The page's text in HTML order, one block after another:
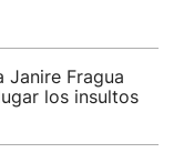
Janire Fragua
los insultos